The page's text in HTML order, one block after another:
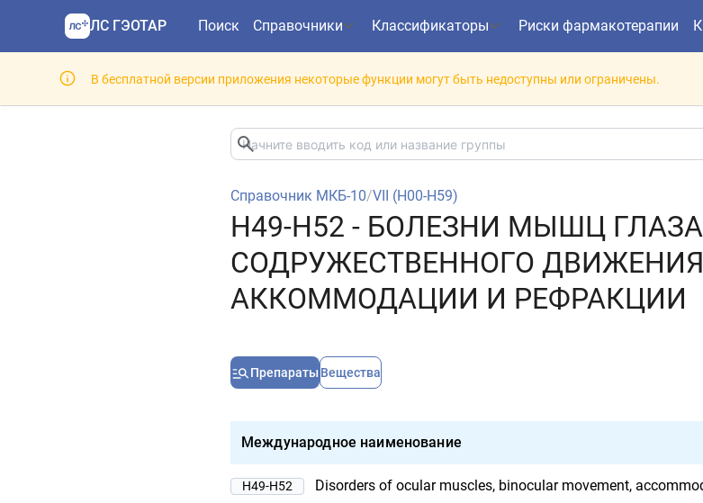
ЛС ГЭОТАР Поиск Справочники Классификаторы Риски фармакотерапии
В бесплатной версии приложения некоторые функции могут быть недоступны или ограничены.
Справочник МКБ-10/VII (H00-H59)
H49-H52 - БОЛЕЗНИ МЫШЦ
СОДРУЖЕСТВЕННОГО ДВИЖЕНИЯ
АККОММОДАЦИИ И РЕФРАКЦИИ
Препараты Вещества
Международное наименование
H49-H52 Disorders of ocular muscles, binocular movement,